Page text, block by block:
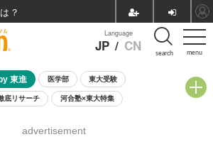
menu
Language
JP / CN search
東進 医学部 東大受験
底リサーチ 河合塾×東大特集
8月開催学校説明会・相談会
advertisement